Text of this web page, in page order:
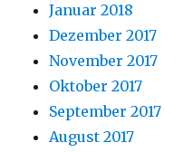
Januar 2018
Dezember 2017
November 2017
Oktober 2017
September 2017
August 2017